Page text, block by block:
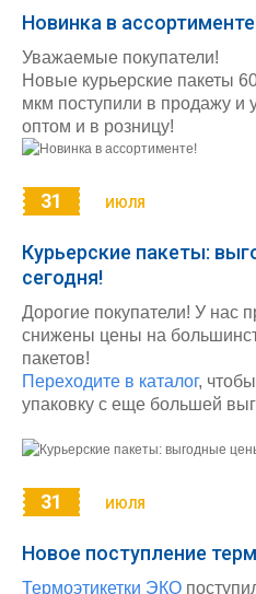
Новинка в
Уважаемые покупатели!
Новые курьерские пакеты
мкм поступили в продажу и
оптом и в розницу!
31 ИЮЛЯ
Курьерские пакеты:
сегодня!
Дорогие покупатели! У нас
снижены цены на
пакетов!
Переходите в каталог,
упаковку с еще большей
31 ИЮЛЯ
Новое поступление
Термоэтикетки ЭКО